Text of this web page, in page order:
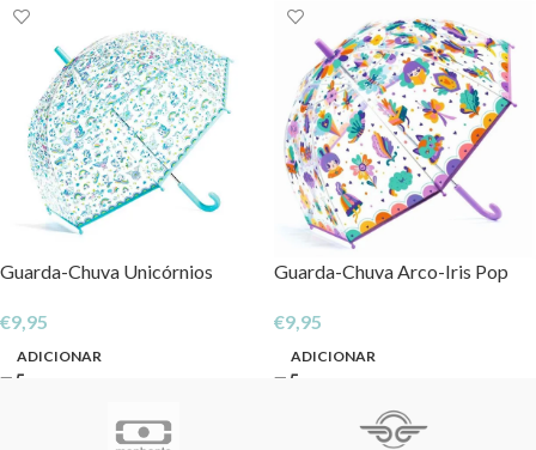
Guarda-Chuva Unicórnios
€9,95
ADICIONAR
Guarda-Chuva Arco-Iris Pop
€9,95
ADICIONAR